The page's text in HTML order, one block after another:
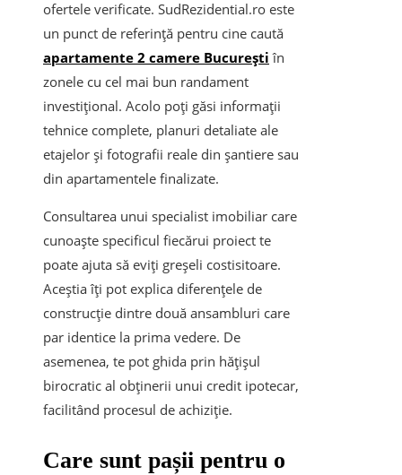
ofertele verificate. SudRezidential.ro este
un punct de referință pentru cine caută
apartamente 2 camere București în
zonele cu cel mai bun randament
investițional. Acolo poți găsi informații
tehnice complete, planuri detaliate ale
etajelor și fotografii reale din șantiere sau
din apartamentele finalizate.
Consultarea unui specialist imobiliar care
cunoaște specificul fiecărui proiect te
poate ajuta să eviți greșeli costisitoare.
Aceștia îți pot explica diferențele de
construcție dintre două ansambluri care
par identice la prima vedere. De
asemenea, te pot ghida prin hățișul
birocratic al obținerii unui credit ipotecar,
facilitând procesul de achiziție.
Care sunt pașii pentru o